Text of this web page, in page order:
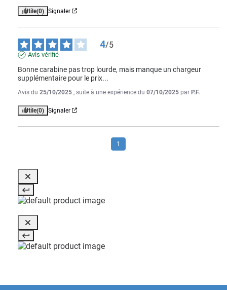
Utile(0) Signaler
4/5
Avis vérifié
Bonne carabine pas trop lourde, mais manque un chargeur
supplémentaire pour le prix...
Avis du 25/10/2025 , suite à une expérience du 07/10/2025 par P.F.
Utile(0) Signaler
1